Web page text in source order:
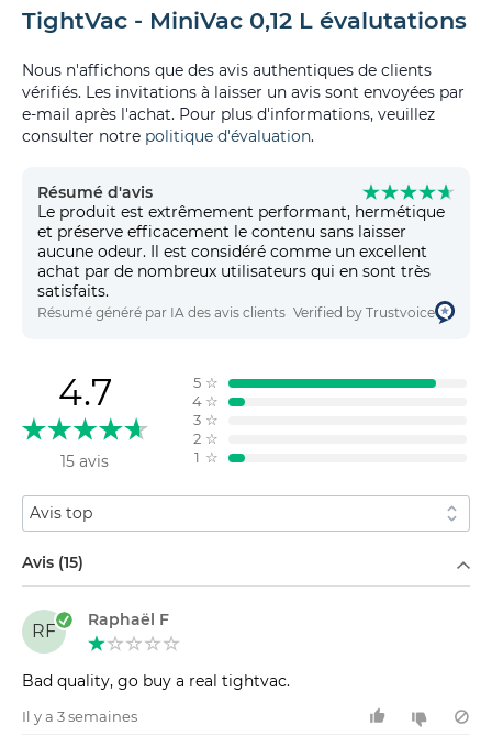
TightVac - MiniVac 0,12 L évalutations
Nous n'affichons que des avis authentiques de clients
vérifiés. Les invitations à laisser un avis sont envoyées par
e-mail après l'achat. Pour plus d'informations, veuillez
consulter notre politique d'évaluation.
Résumé d'avis
Le produit est extrêmement performant, hermétique
et préserve efficacement le contenu sans laisser
aucune odeur. Il est considéré comme un excellent
achat par de nombreux utilisateurs qui en sont très
satisfaits.
Résumé généré par IA des avis clients Verified by Trustvoice
4.7
15 avis
5 ☆
4 ☆
3 ☆
2 ☆
1 ☆
Trier par
Avis (15)
RF
Raphaël F
Bad quality, go buy a real tightvac.
Il y a 3 semaines